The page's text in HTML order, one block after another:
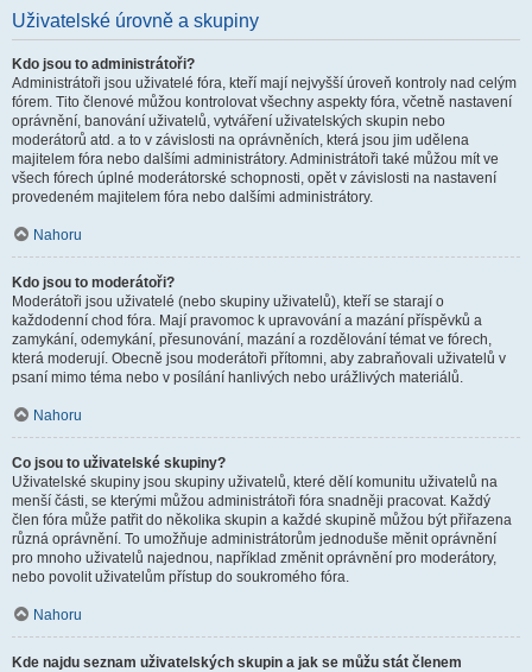
Uživatelské úrovně a skupiny
Kdo jsou to administrátoři?
Administrátoři jsou uživatelé fóra, kteří mají nejvyšší úroveň kontroly nad celým
fórem. Tito členové můžou kontrolovat všechny aspekty fóra, včetně nastavení
oprávnění, banování uživatelů, vytváření uživatelských skupin nebo
moderátorů atd. a to v závislosti na oprávněních, která jsou jim udělena
majitelem fóra nebo dalšími administrátory. Administrátoři také můžou mít ve
všech fórech úplné moderátorské schopnosti, opět v závislosti na nastavení
provedeném majitelem fóra nebo dalšími administrátory.
Nahoru
Kdo jsou to moderátoři?
Moderátoři jsou uživatelé (nebo skupiny uživatelů), kteří se starají o
každodenní chod fóra. Mají pravomoc k upravování a mazání příspěvků a
zamykání, odemykání, přesunování, mazání a rozdělování témat ve fórech,
která moderují. Obecně jsou moderátoři přítomni, aby zabraňovali uživatelů v
psaní mimo téma nebo v posílání hanlivých nebo urážlivých materiálů.
Nahoru
Co jsou to uživatelské skupiny?
Uživatelské skupiny jsou skupiny uživatelů, které dělí komunitu uživatelů na
menší části, se kterými můžou administrátoři fóra snadněji pracovat. Každý
člen fóra může patřit do několika skupin a každé skupině můžou být přiřazena
různá oprávnění. To umožňuje administrátorům jednoduše měnit oprávnění
pro mnoho uživatelů najednou, například změnit oprávnění pro moderátory,
nebo povolit uživatelům přístup do soukromého fóra.
Nahoru
Kde najdu seznam uživatelských skupin a jak se můžu stát členem